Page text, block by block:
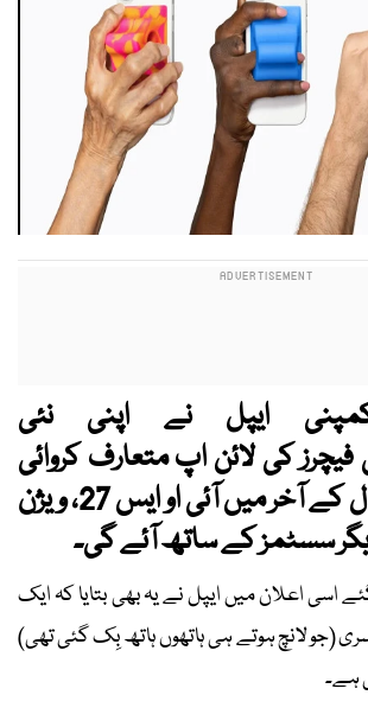
کمپنی ایپل نے اپنی نئی
فیچرز کی لائن اپ متعارف کروائی
ہے، جو اس سال کے آخر میں آئی او ایس 27، ویژن
سسٹمز کے ساتھ آئے گی۔
اسی اعلان میں ایپل نے یہ بھی بتایا کہ ایک
(جو لانچ ہوتے ہی ہاتھوں ہاتھ بِک گئی تھی)
ہے۔